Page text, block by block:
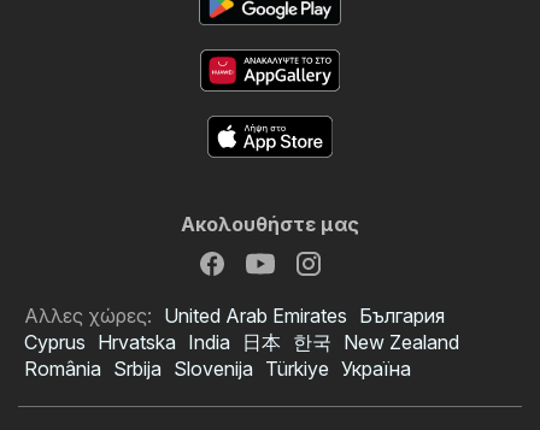
Ακολουθήστε μας
Αλλες χώρες: United Arab Emirates България
Cyprus Hrvatska India 日本 한국 New Zealand
România Srbija Slovenija Türkiye Україна